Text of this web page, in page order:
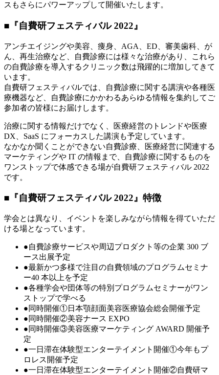
スもさらにパワーアップして開催いたします。
■『自費研フェスティバル 2022』
アンチエイジングや美容、痩身、AGA、ED、審美歯科、が
ん、再生治療など、自費診療には様々な治療があり、これら
の自費診療を導入するクリニック数は飛躍的に増加してきて
います。
自費研フェスティバルでは、自費診療に関する講演や各種医
療機器など、自費診療にかかわるあらゆる情報を集約してご
参加者の皆様にお届けします。
治療に関する情報だけでなく、医療経営のトレンドや医療
DX、SaaS にフォーカスした講演も予定しています。
なかなか聞くことができない自費診療、医療経営に関連する
マーケティングや IT の情報まで、自費診療に関するものを
ワンストップで体感できる場が自費研フェスティバル 2022
です。
■『自費研フェスティバル 2022』特徴
学会とは異なり、イベントを楽しみながら情報を得ていただ
ける場となっています。
●自費診療サービスや周辺プロダクト等の企業 300 ブ
ース出展予定
●最新かつ多様で注目の自費領域のプログラムセミナ
ー40 本以上を予定
●各種学会や団体等の特別プログラムセミナーがワン
ストップで学べる
●同時開催①日本顎顔面美容医療協会総会開催予定
●同時開催②美容ナース EXPO
●同時開催③美容医療マーケティング AWARD 開催予
定
●一日滞在体験型エンターテイメント開催①今年もプ
ロレス開催予定
●一日滞在体験型エンターテイメント開催②自費研マ